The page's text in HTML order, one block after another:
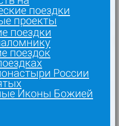
поездки
проекты
поездки
поездок
России
Иконы Божией